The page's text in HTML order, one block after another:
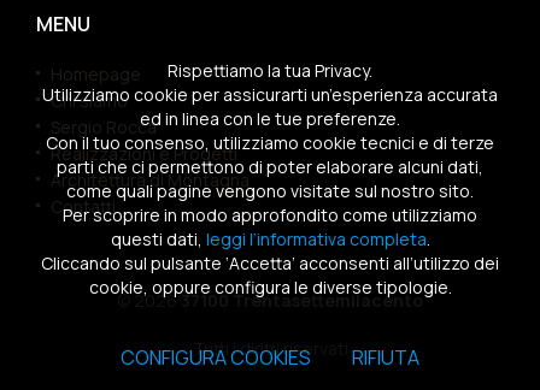
MENU
Homepage
Chi siamo
Sergio Rocca
Realizzazioni e Progetti
Architettura di Montagna
Contatti
© 202637100 Trentasettemilacento
Tutti i diritti riservati
Rispettiamo la tua Privacy.
Utilizziamo cookie per assicurarti un’esperienza accurata
ed in linea con le tue preferenze.
Con il tuo consenso, utilizziamo cookie tecnici e di terze
parti che ci permettono di poter elaborare alcuni dati,
come quali pagine vengono visitate sul nostro sito.
Per scoprire in modo approfondito come utilizziamo
questi dati, leggi l’informativa completa.
Cliccando sul pulsante ‘Accetta’ acconsenti all’utilizzo dei
cookie, oppure configura le diverse tipologie.
CONFIGURA COOKIES RIFIUTA